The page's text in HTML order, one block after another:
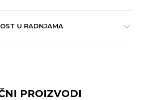
U RADNJAMA
PROIZVODI